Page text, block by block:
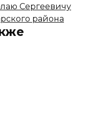
Сергеевичу
района